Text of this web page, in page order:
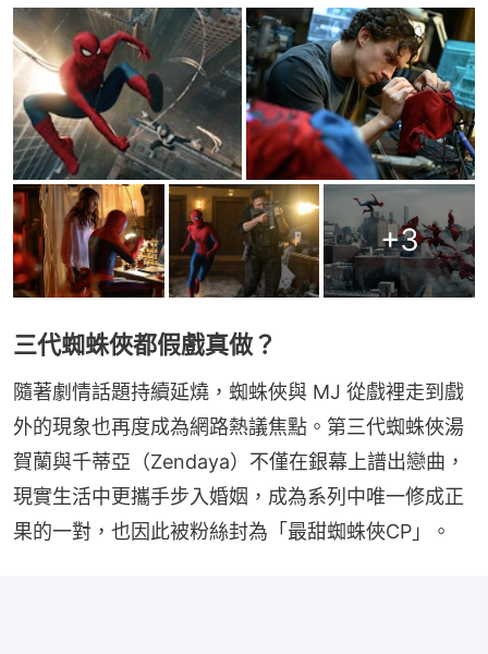
+3
三代蜘蛛俠都假戲真做？
隨著劇情話題持續延燒，蜘蛛俠與 MJ 從戲裡走到戲
外的現象也再度成為網路熱議焦點。第三代蜘蛛俠湯
賀蘭與千蒂亞（Zendaya）不僅在銀幕上譜出戀曲，
現實生活中更攜手步入婚姻，成為系列中唯一修成正
果的一對，也因此被粉絲封為「最甜蜘蛛俠CP」。